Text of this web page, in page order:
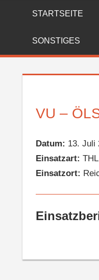
STARTSEITE
SONSTIGES
VU –
Datum: 13. Juli
Einsatzart:
Einsatzort: